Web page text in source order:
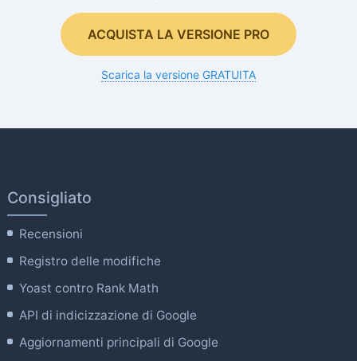
ACQUISTA LA VERSIONE PRO
Scarica la versione GRATUITA
Consigliato
Recensioni
Registro delle modifiche
Yoast contro Rank Math
API di indicizzazione di Google
Aggiornamenti principali di Google